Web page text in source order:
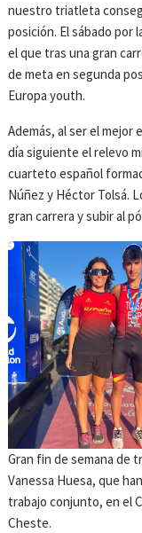
nuestro triatleta
posición. El sábado por
el que tras una gran
de meta en segunda
Europa youth.
Además, al ser el mejor
día siguiente el relevo
cuarteto español
Núñez y Héctor Tolsá.
gran carrera y subir al
Gran fin de semana de
Vanessa Huesa, que
trabajo conjunto, en el
Cheste.